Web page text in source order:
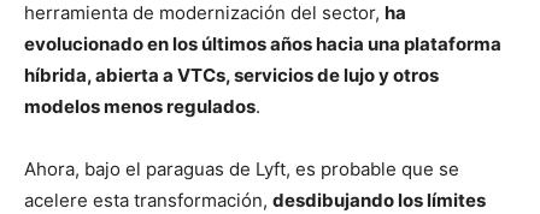
herramienta de modernización del sector, ha
evolucionado en los últimos años hacia una plataforma
híbrida, abierta a VTCs, servicios de lujo y otros
modelos menos regulados.
Ahora, bajo el paraguas de Lyft, es probable que se
acelere esta transformación, desdibujando los límites